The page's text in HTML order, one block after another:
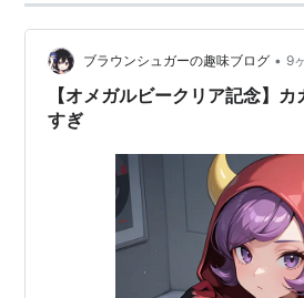
ブラウンシュガーの趣味ブログ • 9
【オメガルビークリア記念】
すぎ